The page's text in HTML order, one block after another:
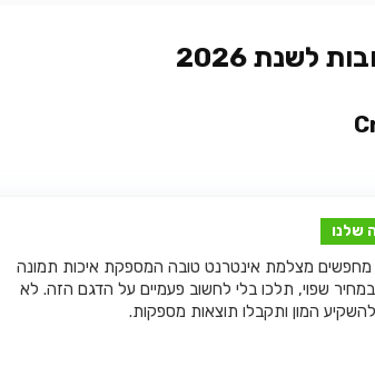
שלנו
מצלמת אינטרנט טובה המספקת איכות תמונה
שפוי, תלכו בלי לחשוב פעמיים על הדגם הזה. לא
המון ותקבלו תוצאות מספקות.